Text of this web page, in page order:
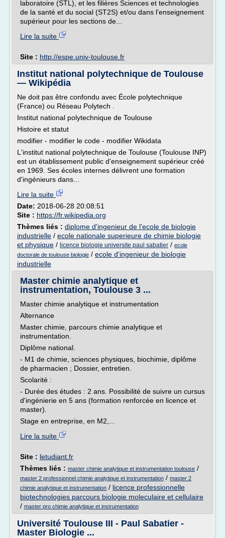
laboratoire (STL), et les filières Sciences et technologies
de la santé et du social (ST2S) et/ou dans l'enseignement
supérieur pour les sections de...
Lire la suite
Site : http://espe.univ-toulouse.fr
Institut national polytechnique de Toulouse
— Wikipédia
Ne doit pas être confondu avec École polytechnique
(France) ou Réseau Polytech .
Institut national polytechnique de Toulouse
Histoire et statut
modifier - modifier le code - modifier Wikidata
L'institut national polytechnique de Toulouse (Toulouse INP)
est un établissement public d'enseignement supérieur créé
en 1969. Ses écoles internes délivrent une formation
d'ingénieurs dans...
Lire la suite
Date: 2018-06-28 20:08:51
Site : https://fr.wikipedia.org
Thèmes liés : diplome d'ingenieur de l'ecole de biologie
industrielle / ecole nationale superieure de chimie biologie
et physique / licence biologie universite paul sabatier / ecole
doctorale de toulouse biologie / ecole d'ingenieur de biologie
industrielle
Master chimie analytique et
instrumentation, Toulouse 3 ...
Master chimie analytique et instrumentation
Alternance
Master chimie, parcours chimie analytique et
instrumentation.
Diplôme national.
- M1 de chimie, sciences physiques, biochimie, diplôme
de pharmacien ; Dossier, entretien.
Scolarité :
- Durée des études : 2 ans. Possibilité de suivre un cursus
d'ingénierie en 5 ans (formation renforcée en licence et
master).
Stage en entreprise, en M2,...
Lire la suite
Site : letudiant.fr
Thèmes liés : master chimie analytique et instrumentation toulouse /
master 2 professionnel chimie analytique et instrumentation / master 2
chimie analytique et instrumentation / licence professionnelle
biotechnologies parcours biologie moleculaire et cellulaire
/ master pro chimie analytique et instrumentation
Université Toulouse III - Paul Sabatier -
Master Biologie ...